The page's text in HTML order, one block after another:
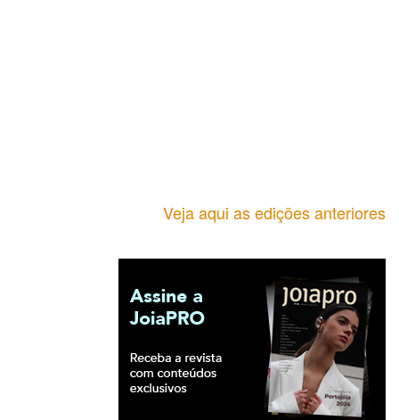
Veja aqui as edições anteriores